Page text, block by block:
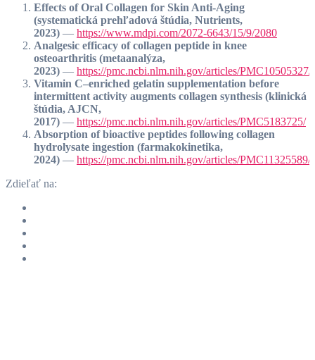
Effects of Oral Collagen for Skin Anti-Aging
(systematická prehľadová štúdia, Nutrients,
2023) — https://www.mdpi.com/2072-6643/15/9/2080
Analgesic efficacy of collagen peptide in knee
osteoarthritis (metaanalýza,
2023) — https://pmc.ncbi.nlm.nih.gov/articles/PMC10505327/
Vitamin C–enriched gelatin supplementation before
intermittent activity augments collagen synthesis (klinická
štúdia, AJCN,
2017) — https://pmc.ncbi.nlm.nih.gov/articles/PMC5183725/
Absorption of bioactive peptides following collagen
hydrolysate ingestion (farmakokinetika,
2024) — https://pmc.ncbi.nlm.nih.gov/articles/PMC11325589/
Zdieľať na: